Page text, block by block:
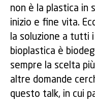
non è la plastica in
inizio e fine vita.
la soluzione a tutti
bioplastica è
sempre la scelta
altre domande
questo talk, in cui